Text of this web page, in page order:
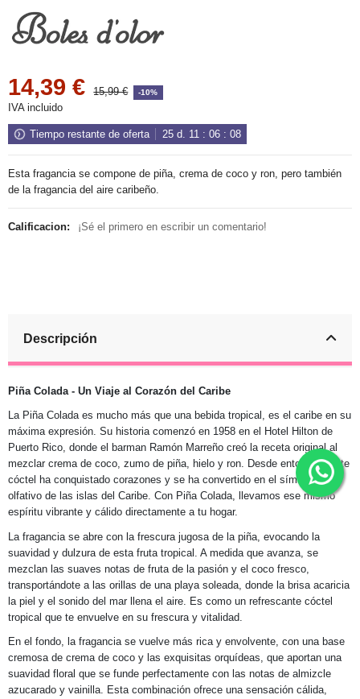
14,39 € 15,99 € -10%
IVA incluido
Tiempo restante de oferta 25d. 11 : 06: 08
Esta fragancia se compone de piña, crema de coco y ron, pero también
de la fragancia del aire caribeño.
Calificacion: ¡Sé el primero en escribir un comentario!
Descripción
Piña Colada - Un Viaje al Corazón del Caribe
La Piña Colada es mucho más que una bebida tropical, es el caribe en su
máxima expresión. Su historia comenzó en 1958 en el Hotel Hilton de
Puerto Rico, donde el barman Ramón Marreño creó la receta original al
mezclar crema de coco, zumo de piña, hielo y ron. Desde entonces, este
cóctel ha conquistado corazones y se ha convertido en el símbolo
olfativo de las islas del Caribe. Con Piña Colada, llevamos ese mismo
espíritu vibrante y cálido directamente a tu hogar.
La fragancia se abre con la frescura jugosa de la piña, evocando la
suavidad y dulzura de esta fruta tropical. A medida que avanza, se
mezclan las suaves notas de fruta de la pasión y el coco fresco,
transportándote a las orillas de una playa soleada, donde la brisa acaricia
la piel y el sonido del mar llena el aire. Es como un refrescante cóctel
tropical que te envuelve en su frescura y vitalidad.
En el fondo, la fragancia se vuelve más rica y envolvente, con una base
cremosa de crema de coco y las exquisitas orquídeas, que aportan una
suavidad floral que se funde perfectamente con las notas de almizcle
azucarado y vainilla. Esta combinación ofrece una sensación cálida,